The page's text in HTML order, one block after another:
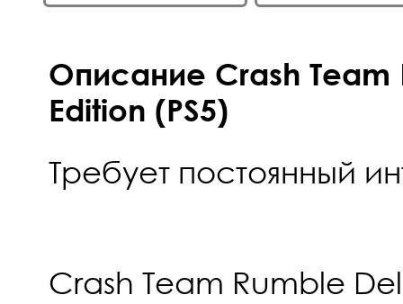
Описание Crash Team
Edition (PS5)
Требует постоянный
Crash Team Rumble